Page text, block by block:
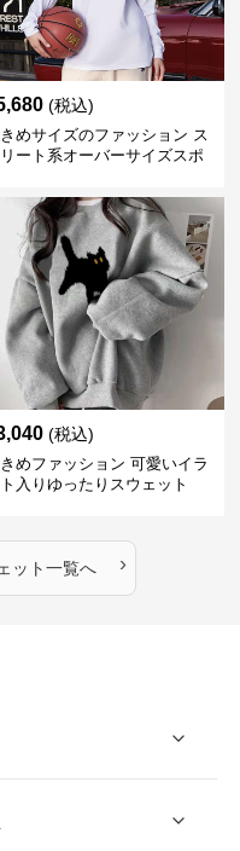
(税込)
めサイズのファッション ス
リート系オーバーサイズスポ
(税込)
めファッション 可愛いイラ
入りゆったりスウェット
ット一覧へ ›